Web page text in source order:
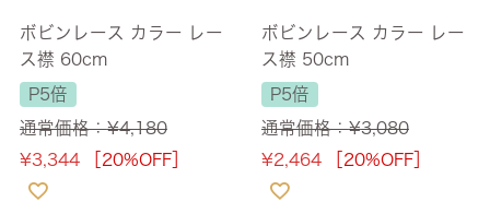
ボビンレース カラー レー
ス襟 60cm
P5倍
通常価格：¥4,180
¥3,344 ［20%OFF］
ボビンレース カラー レー
ス襟 50cm
P5倍
通常価格：¥3,080
¥2,464 ［20%OFF］